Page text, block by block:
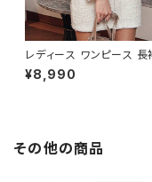
レディース ワンピース 長
ツワンピース ツイード切
ワンピース 上品 フォーマ
冬 着痩せ効果 きちんと見
¥8,990
その他の商品